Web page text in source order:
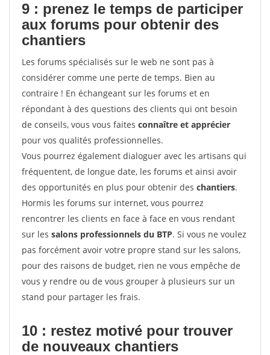
9 : prenez le temps de participer
aux forums pour obtenir des
chantiers
Les forums spécialisés sur le web ne sont pas à
considérer comme une perte de temps. Bien au
contraire ! En échangeant sur les forums et en
répondant à des questions des clients qui ont besoin
de conseils, vous vous faites connaître et apprécier
pour vos qualités professionnelles.
Vous pourrez également dialoguer avec les artisans qui
fréquentent, de longue date, les forums et ainsi avoir
des opportunités en plus pour obtenir des chantiers.
Hormis les forums sur internet, vous pourrez
rencontrer les clients en face à face en vous rendant
sur les salons professionnels du BTP. Si vous ne voulez
pas forcément avoir votre propre stand sur les salons,
pour des raisons de budget, rien ne vous empêche de
vous y rendre ou de vous grouper à plusieurs sur un
stand pour partager les frais.
10 : restez motivé pour trouver
de nouveaux chantiers